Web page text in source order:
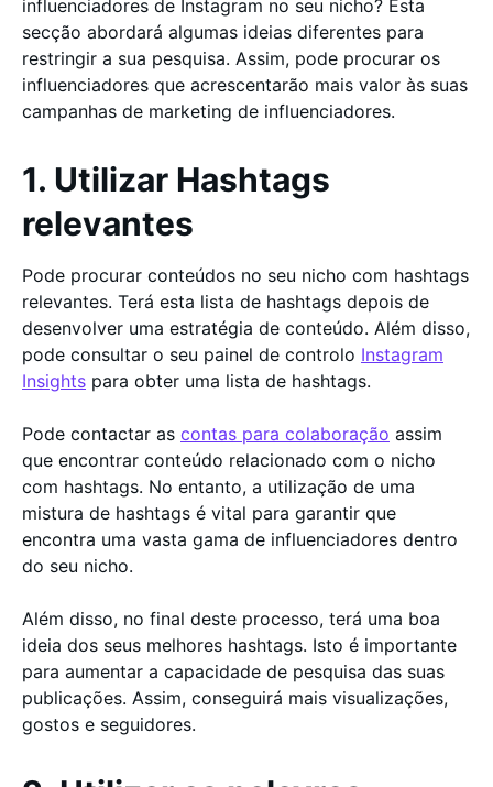
influenciadores de Instagram no seu nicho? Esta
secção abordará algumas ideias diferentes para
restringir a sua pesquisa. Assim, pode procurar os
influenciadores que acrescentarão mais valor às suas
campanhas de marketing de influenciadores.
1. Utilizar Hashtags
relevantes
Pode procurar conteúdos no seu nicho com hashtags
relevantes. Terá esta lista de hashtags depois de
desenvolver uma estratégia de conteúdo. Além disso,
pode consultar o seu painel de controlo Instagram
Insights para obter uma lista de hashtags.
Pode contactar as contas para colaboração assim
que encontrar conteúdo relacionado com o nicho
com hashtags. No entanto, a utilização de uma
mistura de hashtags é vital para garantir que
encontra uma vasta gama de influenciadores dentro
do seu nicho.
Além disso, no final deste processo, terá uma boa
ideia dos seus melhores hashtags. Isto é importante
para aumentar a capacidade de pesquisa das suas
publicações. Assim, conseguirá mais visualizações,
gostos e seguidores.